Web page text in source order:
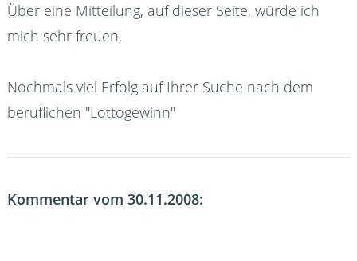
Über eine Mitteilung, auf dieser Seite, würde ich
mich sehr freuen.
Nochmals viel Erfolg auf Ihrer Suche nach dem
beruflichen "Lottogewinn"
Kommentar vom 30.11.2008: